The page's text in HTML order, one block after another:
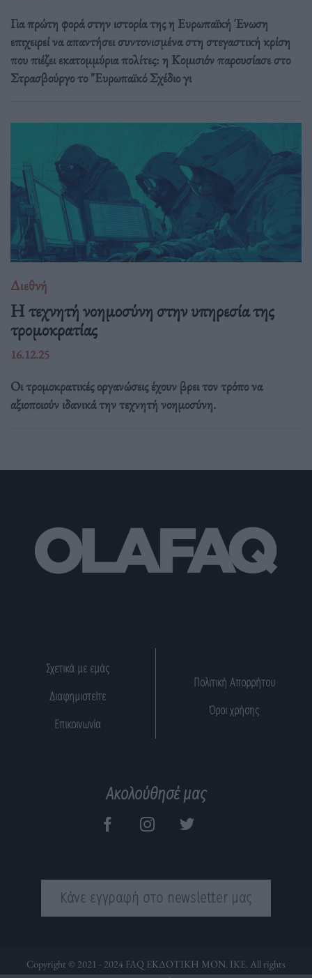
Για πρώτη φορά στην ιστορία της η Ευρωπαϊκή Ένωση
επιχειρεί να απαντήσει συντονισμένα στη στεγαστική κρίση
που πιέζει εκατομμύρια πολίτες: η Κομισιόν παρουσίασε στο
Στρασβούργο το "Ευρωπαϊκό Σχέδιο γι
Διεθνή
Η τεχνητή νοημοσύνη στην υπηρεσία της
τρομοκρατίας
16.12.25
Οι τρομοκρατικές οργανώσεις έχουν βρει τον τρόπο να
αξιοποιούν ιδανικά την τεχνητή νοημοσύνη.
Σχετικά με εμάς
Διαφημιστείτε
Επικοινωνία
Πολιτική Απορρήτου
Όροι χρήσης
Ακολούθησέ μας
Κάνε εγγραφή στο newsletter μας
Copyright © 2021 - 2024 FAQ ΕΚΔΟΤΙΚΗ ΜΟΝ. ΙΚΕ. All rights